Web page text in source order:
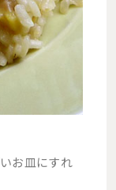
お皿にすれ